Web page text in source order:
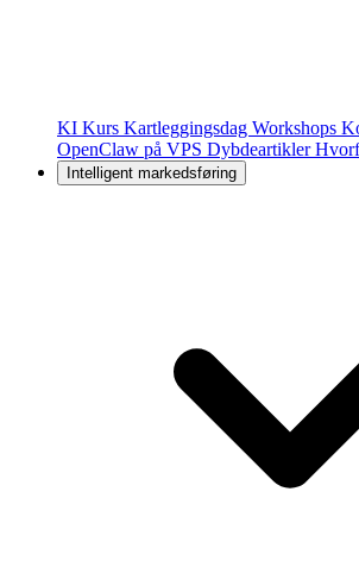
KI Kurs Kartleggingsdag Workshops
OpenClaw på VPS Dybdeartikler
Intelligent markedsføring